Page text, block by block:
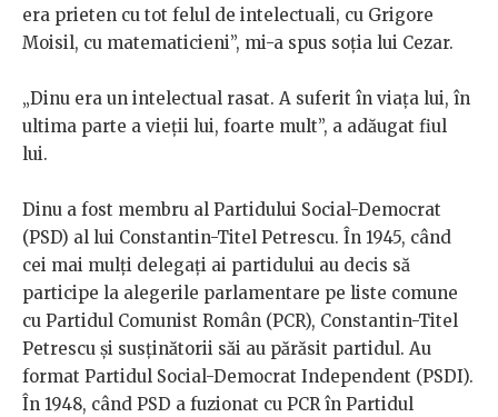
era prieten cu tot felul de intelectuali, cu Grigore
Moisil, cu matematicieni”, mi-a spus soția lui Cezar.
„Dinu era un intelectual rasat. A suferit în viața lui, în
ultima parte a vieții lui, foarte mult”, a adăugat fiul
lui.
Dinu a fost membru al Partidului Social-Democrat
(PSD) al lui Constantin-Titel Petrescu. În 1945, când
cei mai mulți delegați ai partidului au decis să
participe la alegerile parlamentare pe liste comune
cu Partidul Comunist Român (PCR), Constantin-Titel
Petrescu și susținătorii săi au părăsit partidul. Au
format Partidul Social-Democrat Independent (PSDI).
În 1948, când PSD a fuzionat cu PCR în Partidul